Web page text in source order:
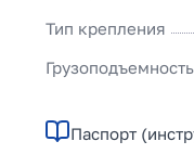
Тип крепления
Паспорт